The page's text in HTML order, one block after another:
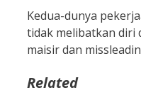
Kedua-dunya
tidak melibatkan diri
maisir dan
Related